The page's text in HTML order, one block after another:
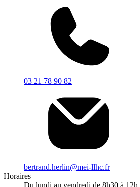
03 21 78 90 82
bertrand.herlin@mei-llhc.fr
Horaires
Du lundi au vendredi de 8h30 à 12h